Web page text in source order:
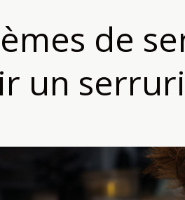
de
un